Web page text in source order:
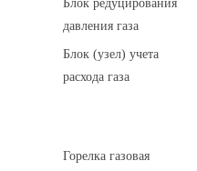
Блок редуцирования
давления газа
Блок (узел) учета
расхода газа
Горелка газовая